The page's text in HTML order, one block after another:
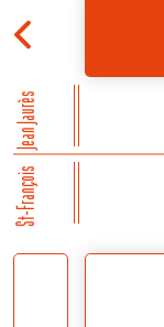
Jean Jaurès
St-François